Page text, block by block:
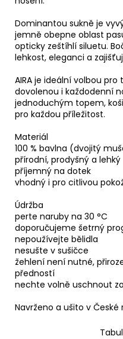
Dominantou sukně je
jemně obepne oblast
opticky zeštíhlí siluetu.
lehkost, eleganci a
AIRA je ideální volbou
dovolenou i každodenní
jednoduchým topem,
pro každou příležitost.
Materiál
100 % bavlna (dvojitý
přírodní, prodyšný a
příjemný na dotek
vhodný i pro citlivou
Údržba
perte naruby na 30 °C
doporučujeme šetrný
nepoužívejte bělidla
nesušte v sušičce
žehlení není nutné,
předností
nechte volně uschnout
Navrženo a ušito v